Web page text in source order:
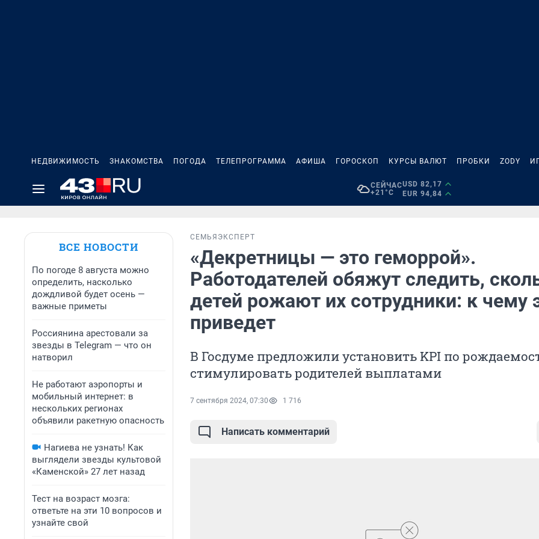
НЕДВИЖИМОСТЬ ЗНАКОМСТВА ПОГОДА ТЕЛЕПРОГРАММА АФИША ГОРОСКОП КУРСЫ ВАЛЮТ ПРОБКИ ZODY
СЕЙЧАС
+21°C
USD 82,17
EUR 94,84
ВСЕ НОВОСТИ
По погоде 8 августа можно
определить, насколько
дождливой будет осень —
важные приметы
Россиянина арестовали за
звезды в Telegram — что он
натворил
Не работают аэропорты и
мобильный интернет: в
нескольких регионах
объявили ракетную опасность
Нагиева не узнать! Как
выглядели звезды культовой
«Каменской» 27 лет назад
Тест на возраст мозга:
ответьте на эти 10 вопросов и
узнайте свой
СЕМЬЯ ЭКСПЕРТ
«Декретницы — это геморрой».
Работодателей обяжут следить,
детей рожают их сотрудники: к чему
приведет
В Госдуме предложили установить KPI по
стимулировать родителей выплатами
7 сентября 2024, 07:30 1 716
Написать комментарий